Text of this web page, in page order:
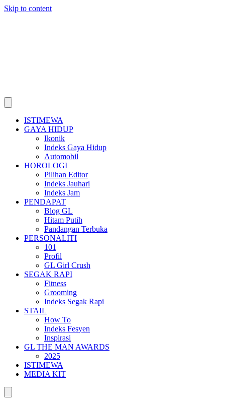
Skip to content
ISTIMEWA
GAYA HIDUP
Ikonik
Indeks Gaya Hidup
Automobil
HOROLOGI
Pilihan Editor
Indeks Jauhari
Indeks Jam
PENDAPAT
Blog GL
Hitam Putih
Pandangan Terbuka
PERSONALITI
101
Profil
GL Girl Crush
SEGAK RAPI
Fitness
Grooming
Indeks Segak Rapi
STAIL
How To
Indeks Fesyen
Inspirasi
GL THE MAN AWARDS
2025
ISTIMEWA
MEDIA KIT